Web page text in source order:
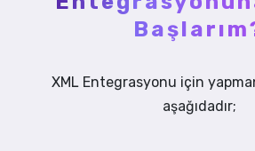
XML Entegrasyonu için
aşağıdadır;